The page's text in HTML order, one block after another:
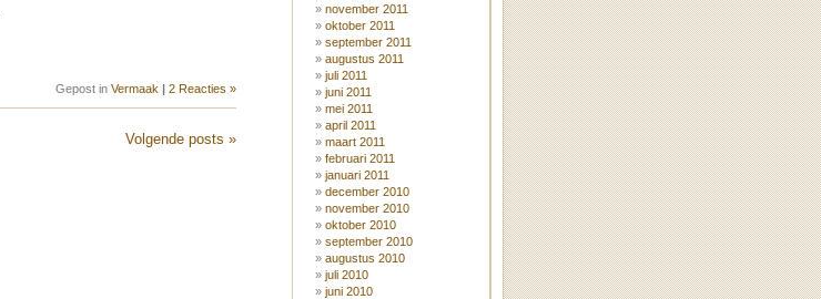
Gepost in Vermaak 2 Reacties »
Volgende posts »
november 2011
oktober 2011
september 2011
augustus 2011
juli 2011
juni 2011
mei 2011
april 2011
maart 2011
februari 2011
januari 2011
december 2010
november 2010
oktober 2010
september 2010
augustus 2010
juli 2010
juni 2010